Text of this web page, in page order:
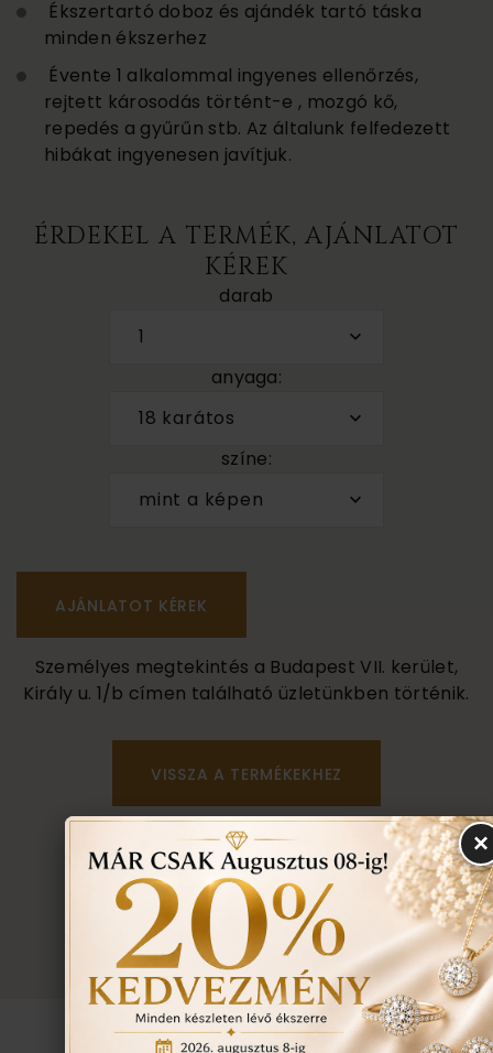
Ékszertartó doboz és ajándék tartó táska
minden ékszerhez
Évente 1 alkalommal ingyenes ellenőrzés,
rejtett károsodás történt-e , mozgó kő,
repedés a gyűrűn stb. Az általunk felfedezett
hibákat ingyenesen javítjuk.
ÉRDEKEL A TERMÉK, AJÁNLATOT
KÉREK
darab
1
anyaga:
18 karátos
színe:
mint a képen
Személyes megtekintés a Budapest VII. kerület,
Király u. 1/b címen található üzletünkben történik.
VISSZA A TERMÉKEKHEZ
EGYEZTETÉS
TOVÁBBI INFORMÁCIÓ
TUDNIVALÓK
×